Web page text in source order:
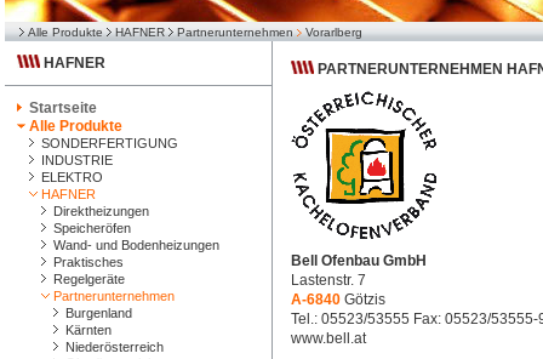
Alle Produkte HAFNER Partnerunternehmen Vorarlberg
HAFNER
Startseite
Alle Produkte
SONDERFERTIGUNG
INDUSTRIE
ELEKTRO
HAFNER
Direktheizungen
Speicheröfen
Wand- und Bodenheizungen
Praktisches
Regelgeräte
Partnerunternehmen
Burgenland
Kärnten
Niederösterreich
PARTNERUNTERNEHMEN
Bell Ofenbau GmbH
Lastenstr. 7
A-6840 Götzis
Tel.: 05523/53555 Fax: 05523/53555-
www.bell.at